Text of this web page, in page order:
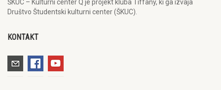
ŠKUC – Kulturni center Q je projekt kluba Tiffany, ki ga izvaja
Društvo Študentski kulturni center (ŠKUC).
KONTAKT